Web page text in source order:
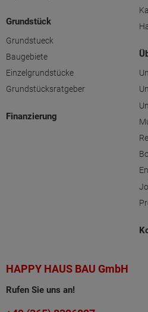
Grundstück
Grundstueck
Baugebiete
Einzelgrundstücke
Grundstücksratgeber
Finanzierung
HAPPY HAUS BAU GmbH
Rufen Sie uns an!